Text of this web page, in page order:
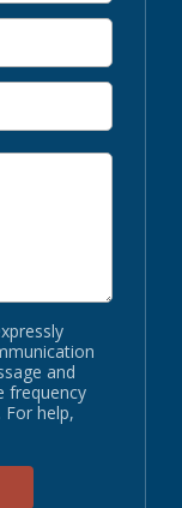
and
frequency
For help,